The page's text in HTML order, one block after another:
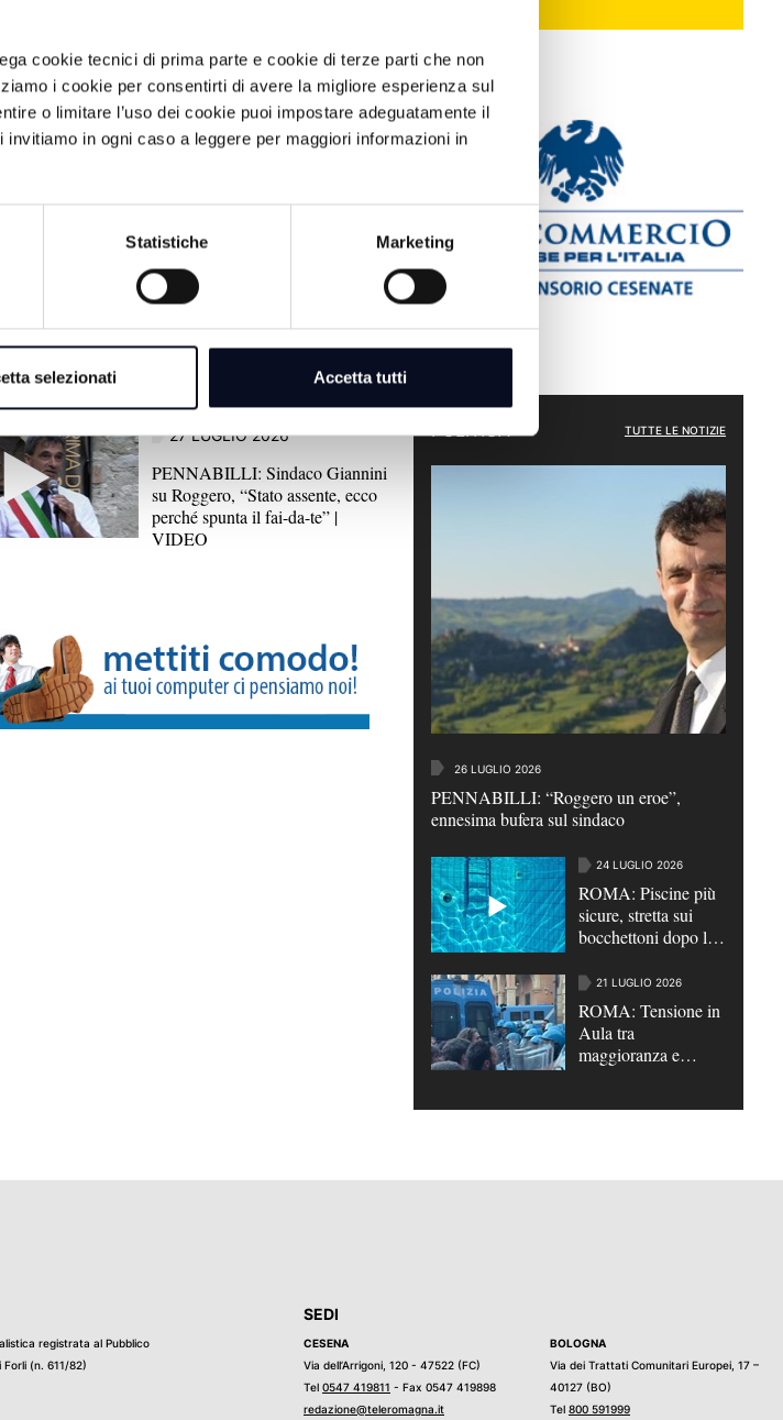
cookie tecnici di prima parte e cookie di terze parti che non
i cookie per consentirti di avere la migliore esperienza sul
o limitare l’uso dei cookie puoi impostare adeguatamente il
in ogni caso a leggere per maggiori informazioni in
Statistiche Marketing
selezionati Accetta tutti
2 AGOSTO 2026
“memoria non sia inquinata da
30 LUGLIO 2026
RIMINI: Vasco Rossi cittadino
onorario, ma la decisione spacca
il Consiglio comunale | VIDEO
27 LUGLIO 2026
PENNABILLI: Sindaco Giannini
su Roggero, “Stato assente, ecco
perché spunta il fai-da-te” |
VIDEO
POLITICA TUTTE LE NOTIZIE
26 LUGLIO 2026
PENNABILLI: “Roggero un eroe”,
ennesima bufera sul sindaco
24 LUGLIO 2026
ROMA: Piscine più
sicure, stretta sui
bocchettoni dopo le
21 LUGLIO 2026
ROMA: Tensione in
Aula tra
maggioranza e
registrata al Pubblico
Forli (n. 611/82)
SEDI
CESENA
Via dell’Arrigoni, 120 - 47522 (FC)
Tel 0547 419811 - Fax 0547 419898
redazione@teleromagna.it
BOLOGNA
Via dei Trattati Comunitari Europei, 17 –
40127 (BO)
Tel 800 591999